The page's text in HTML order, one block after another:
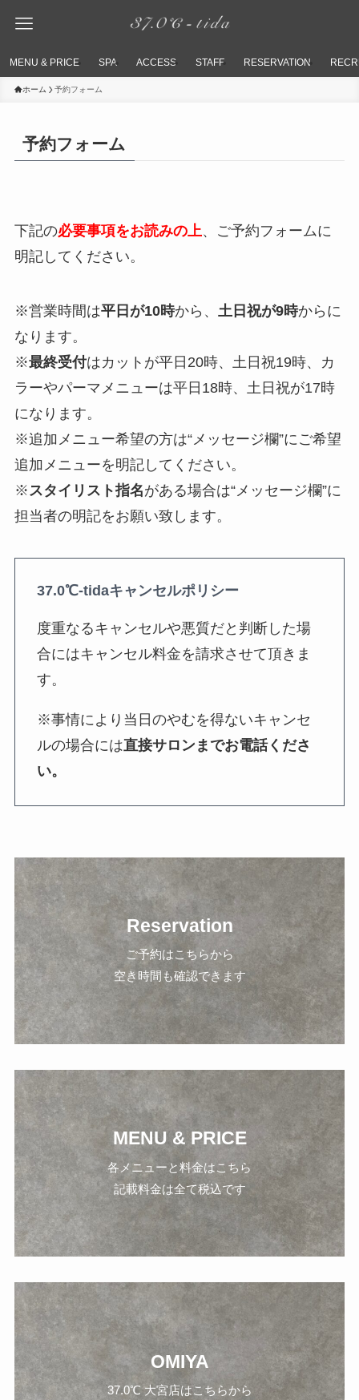
MENU & PRICE SPA ACCESS STAFF RESERVATION
ホーム 予約フォーム
予約フォーム
下記の必要事項をお読みの上、ご予約フォームに
明記してください。
※営業時間は平日が10時から、 土日祝が9時からに
なります。
※最終受付はカットが平日20時、土日祝19時、カ
ラーやパーマメニューは平日18時、土日祝が17時
になります。
※追加メニュー希望の方は“メッセージ欄”にご希望
追加メニューを明記してください。
※スタイリスト指名がある場合は“メッセージ欄”に
担当者の明記をお願い致します。
37.0℃-tidaキャンセルポリシー
度重なるキャンセルや悪質だと判断した場
合にはキャンセル料金を請求させて頂きま
す。
※事情により当日のやむを得ないキャンセ
ルの場合には直接サロンまでお電話くださ
い。
Reservation
ご予約はこちらから
空き時間も確認できます
MENU & PRICE
各メニューと料金はこちら
記載料金は全て税込です
OMIYA
37.0℃ 大宮店はこちらから